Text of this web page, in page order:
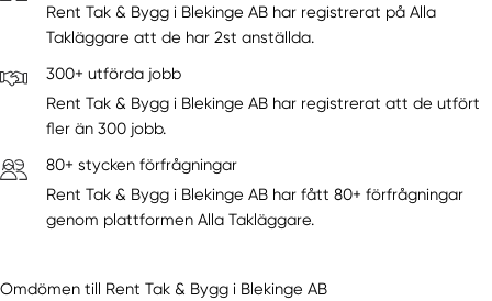
Rent Tak & Bygg i Blekinge AB har registrerat på Alla
Takläggare att de har 2st anställda.
300+ utförda jobb
Rent Tak & Bygg i Blekinge AB har registrerat att de utfört
fler än 300 jobb.
80+ stycken förfrågningar
Rent Tak & Bygg i Blekinge AB har fått 80+ förfrågningar
genom plattformen Alla Takläggare.
Omdömen till Rent Tak & Bygg i Blekinge AB